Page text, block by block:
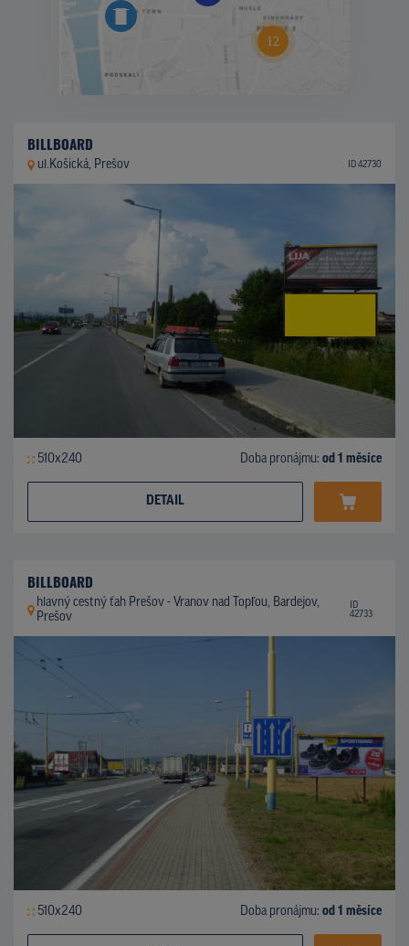
BILLBOARD
ul.Košická, Prešov ID 42730
510x240 Doba pronájmu: od 1 měsíce
DETAIL
BILLBOARD
hlavný cestný ťah Prešov - Vranov nad Topľou, Bardejov,
Prešov
ID
42733
510x240 Doba pronájmu: od 1 měsíce